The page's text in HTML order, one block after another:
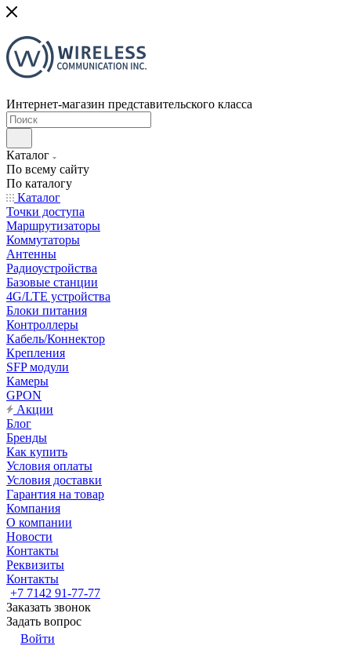
Интернет-магазин представительского класса
Каталог
По всему сайту
По каталогу
Каталог
Точки доступа
Маршрутизаторы
Коммутаторы
Антенны
Радиоустройства
Базовые станции
4G/LTE устройства
Блоки питания
Контроллеры
Кабель/Коннектор
Крепления
SFP модули
Камеры
GPON
Акции
Блог
Бренды
Как купить
Условия оплаты
Условия доставки
Гарантия на товар
Компания
О компании
Новости
Контакты
Реквизиты
Контакты
+7 7142 91-77-77
Заказать звонок
Задать вопрос
Войти